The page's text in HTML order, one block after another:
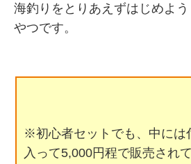
海釣りをとりあえずはじめよ
やつです。
※初心者セットでも、中には
入って5,000円程で販売され